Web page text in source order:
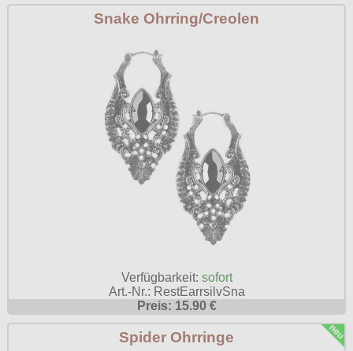
Snake Ohrring/Creolen
Verfügbarkeit: sofort
Art.-Nr.: RestEarrsilvSna
Preis: 15.90 €
Spider Ohrringe